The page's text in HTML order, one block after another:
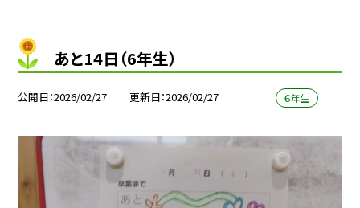
あと14日（6年生）
公開日 2026/02/27 更新日 2026/02/27 ６年生